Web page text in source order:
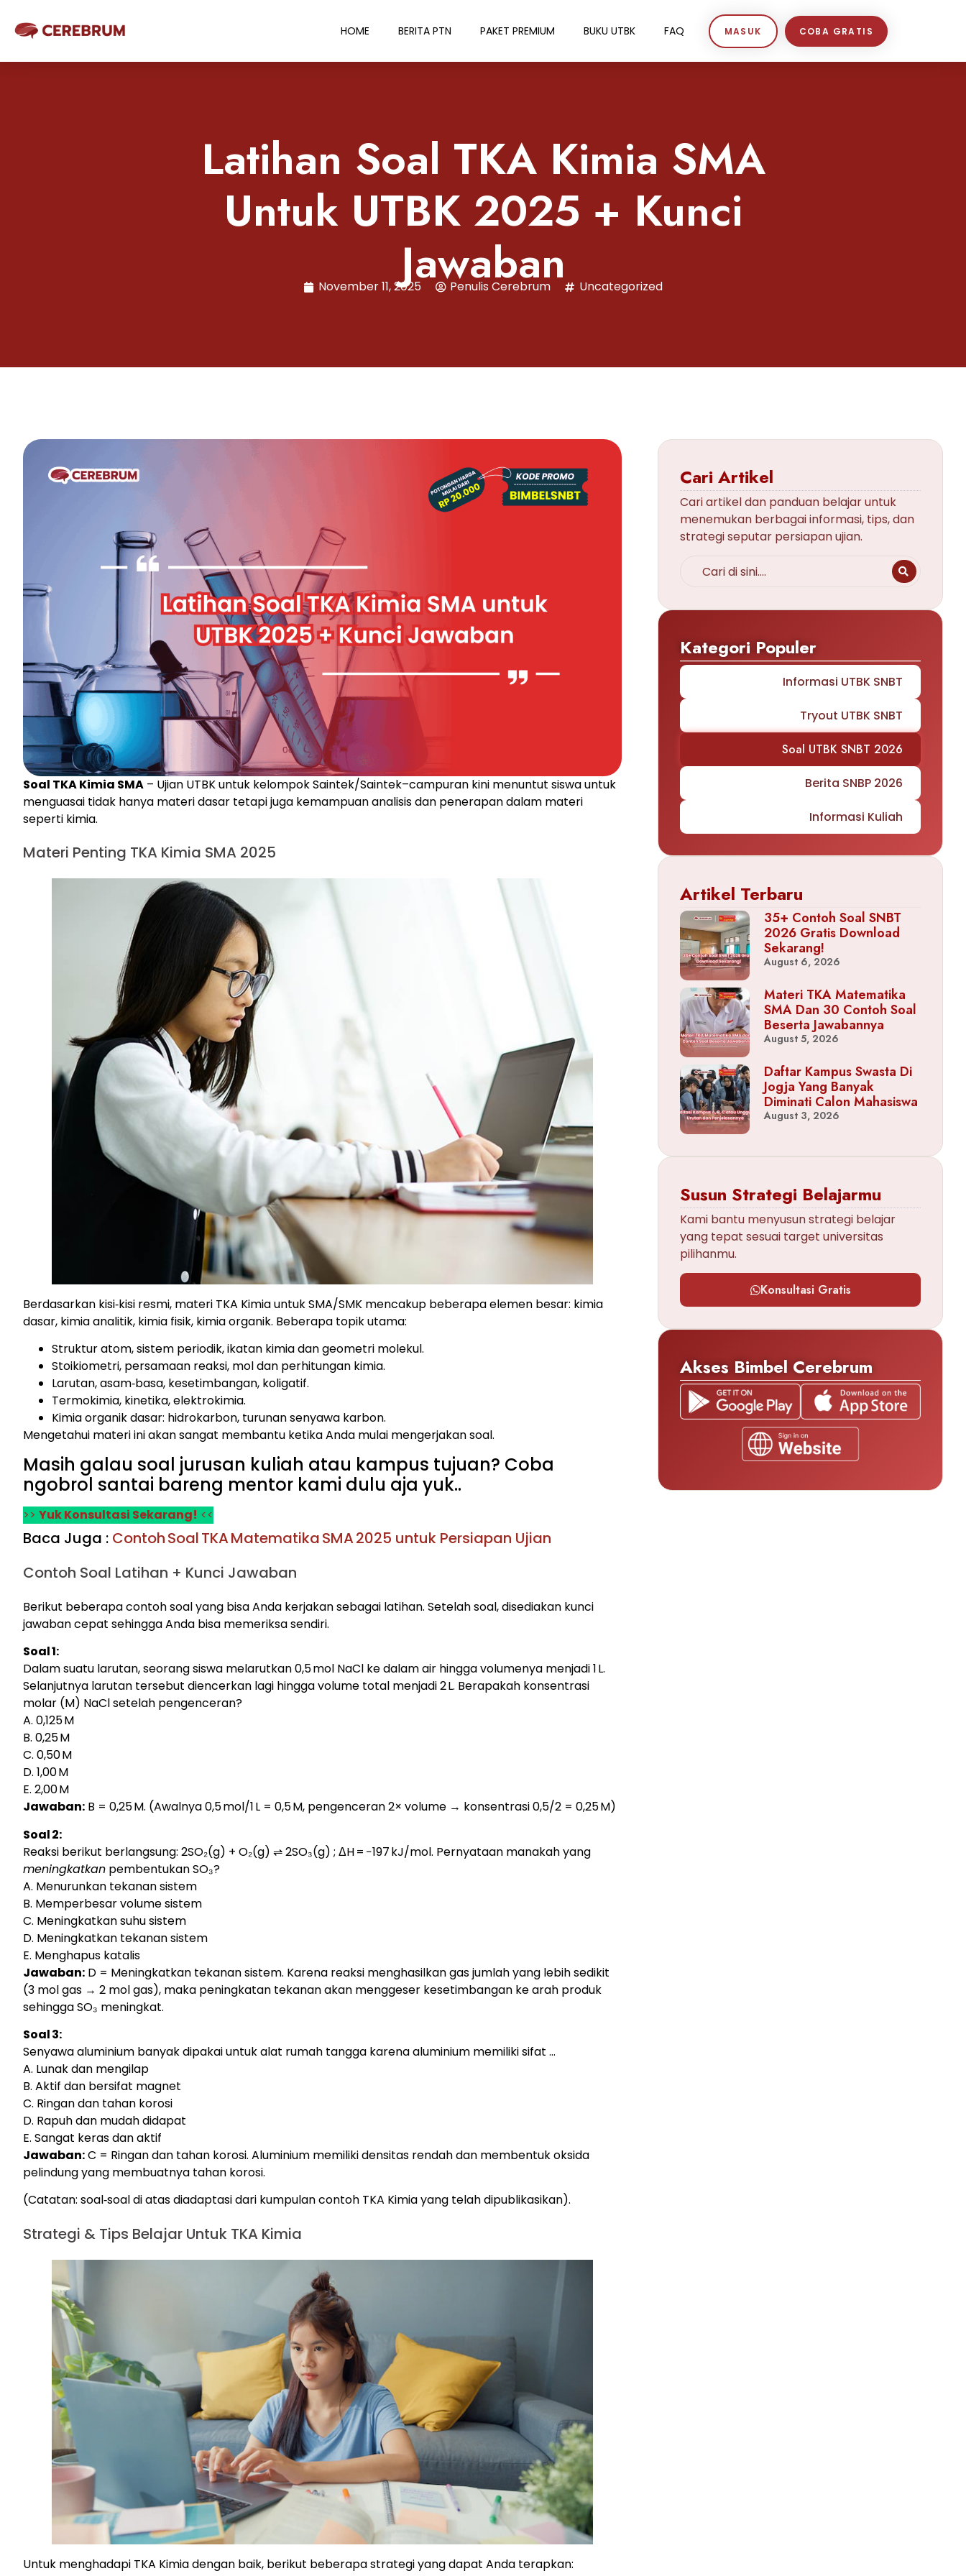
HOME BERITA PTN PAKET PREMIUM BUKU UTBK FAQ MASUK COBA GRATIS
Latihan Soal TKA Kimia SMA
Untuk UTBK 2025 + Kunci
Jawaban
November 11, 2025 Penulis Cerebrum Uncategorized
Soal TKA Kimia SMA – Ujian UTBK untuk kelompok Saintek/Saintek–campuran kini menuntut siswa untuk
menguasai tidak hanya materi dasar tetapi juga kemampuan analisis dan penerapan dalam materi
seperti kimia.
Materi Penting TKA Kimia SMA 2025
Berdasarkan kisi‑kisi resmi, materi TKA Kimia untuk SMA/SMK mencakup beberapa elemen besar: kimia
dasar, kimia analitik, kimia fisik, kimia organik. Beberapa topik utama:
Struktur atom, sistem periodik, ikatan kimia dan geometri molekul.
Stoikiometri, persamaan reaksi, mol dan perhitungan kimia.
Larutan, asam‑basa, kesetimbangan, koligatif.
Termokimia, kinetika, elektrokimia.
Kimia organik dasar: hidrokarbon, turunan senyawa karbon.
Mengetahui materi ini akan sangat membantu ketika Anda mulai mengerjakan soal.
Masih galau soal jurusan kuliah atau kampus tujuan? Coba
ngobrol santai bareng mentor kami dulu aja yuk..
>> Yuk Konsultasi Sekarang! <<
Baca Juga : Contoh Soal TKA Matematika SMA 2025 untuk Persiapan Ujian
Contoh Soal Latihan + Kunci Jawaban
Berikut beberapa contoh soal yang bisa Anda kerjakan sebagai latihan. Setelah soal, disediakan kunci
jawaban cepat sehingga Anda bisa memeriksa sendiri.
Soal 1:
Dalam suatu larutan, seorang siswa melarutkan 0,5 mol NaCl ke dalam air hingga volumenya menjadi 1 L.
Selanjutnya larutan tersebut diencerkan lagi hingga volume total menjadi 2 L. Berapakah konsentrasi
molar (M) NaCl setelah pengenceran?
A. 0,125 M
B. 0,25 M
C. 0,50 M
D. 1,00 M
E. 2,00 M
Jawaban: B = 0,25 M. (Awalnya 0,5 mol/1 L = 0,5 M, pengenceran 2× volume → konsentrasi 0,5/2 = 0,25 M)
Soal 2:
Reaksi berikut berlangsung: 2SO₂(g) + O₂(g) ⇌ 2SO₃(g) ; ΔH = −197 kJ/mol. Pernyataan manakah yang
meningkatkan pembentukan SO₃?
A. Menurunkan tekanan sistem
B. Memperbesar volume sistem
C. Meningkatkan suhu sistem
D. Meningkatkan tekanan sistem
E. Menghapus katalis
Jawaban: D = Meningkatkan tekanan sistem. Karena reaksi menghasilkan gas jumlah yang lebih sedikit
(3 mol gas → 2 mol gas), maka peningkatan tekanan akan menggeser kesetimbangan ke arah produk
sehingga SO₃ meningkat.
Soal 3:
Sen­yawa aluminium banyak dipakai untuk alat rumah tangga karena aluminium memiliki sifat …
A. Lunak dan mengilap
B. Aktif dan bersifat magnet
C. Ringan dan tahan korosi
D. Rapuh dan mudah didapat
E. Sangat keras dan aktif
Jawaban:C = Ringan dan tahan korosi. Aluminium memiliki densitas rendah dan membentuk oksida
pelindung yang membuatnya tahan korosi.
(Catatan: soal‑soal di atas diadaptasi dari kumpulan contoh TKA Kimia yang telah dipublikasikan).
Strategi & Tips Belajar Untuk TKA Kimia
Untuk menghadapi TKA Kimia dengan baik, berikut beberapa strategi yang dapat Anda terapkan:
Cari Artikel
Cari artikel dan panduan belajar untuk
menemukan berbagai informasi, tips, dan
strategi seputar persiapan ujian.
Kategori Populer
Informasi UTBK SNBT
Tryout UTBK SNBT
Soal UTBK SNBT 2026
Berita SNBP 2026
Informasi Kuliah
Artikel Terbaru
35+ Contoh Soal SNBT
2026 Gratis Download
Sekarang!
August 6, 2026
Materi TKA Matematika
SMA Dan 30 Contoh Soal
Beserta Jawabannya
August 5, 2026
Daftar Kampus Swasta Di
Jogja Yang Banyak
Diminati Calon Mahasiswa
August 3, 2026
Susun Strategi Belajarmu
Kami bantu menyusun strategi belajar
yang tepat sesuai target universitas
pilihanmu.
Konsultasi Gratis
Akses Bimbel Cerebrum